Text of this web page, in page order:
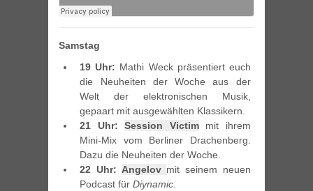
Samstag
19 Uhr: Mathi Weck präsentiert euch
die Neuheiten der Woche aus der
Welt der elektronischen Musik,
gepaart mit ausgewählten Klassikern.
21 Uhr:
Session Victimmit ihrem
Mini-Mix vom Berliner Drachenberg.
Dazu die Neuheiten der Woche.
22 Uhr: Angelov mit seinem neuen
Podcast fürDiynamic.